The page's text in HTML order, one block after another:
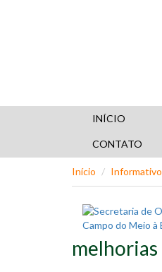
INÍCIO
CONTATO
Início
melhorias